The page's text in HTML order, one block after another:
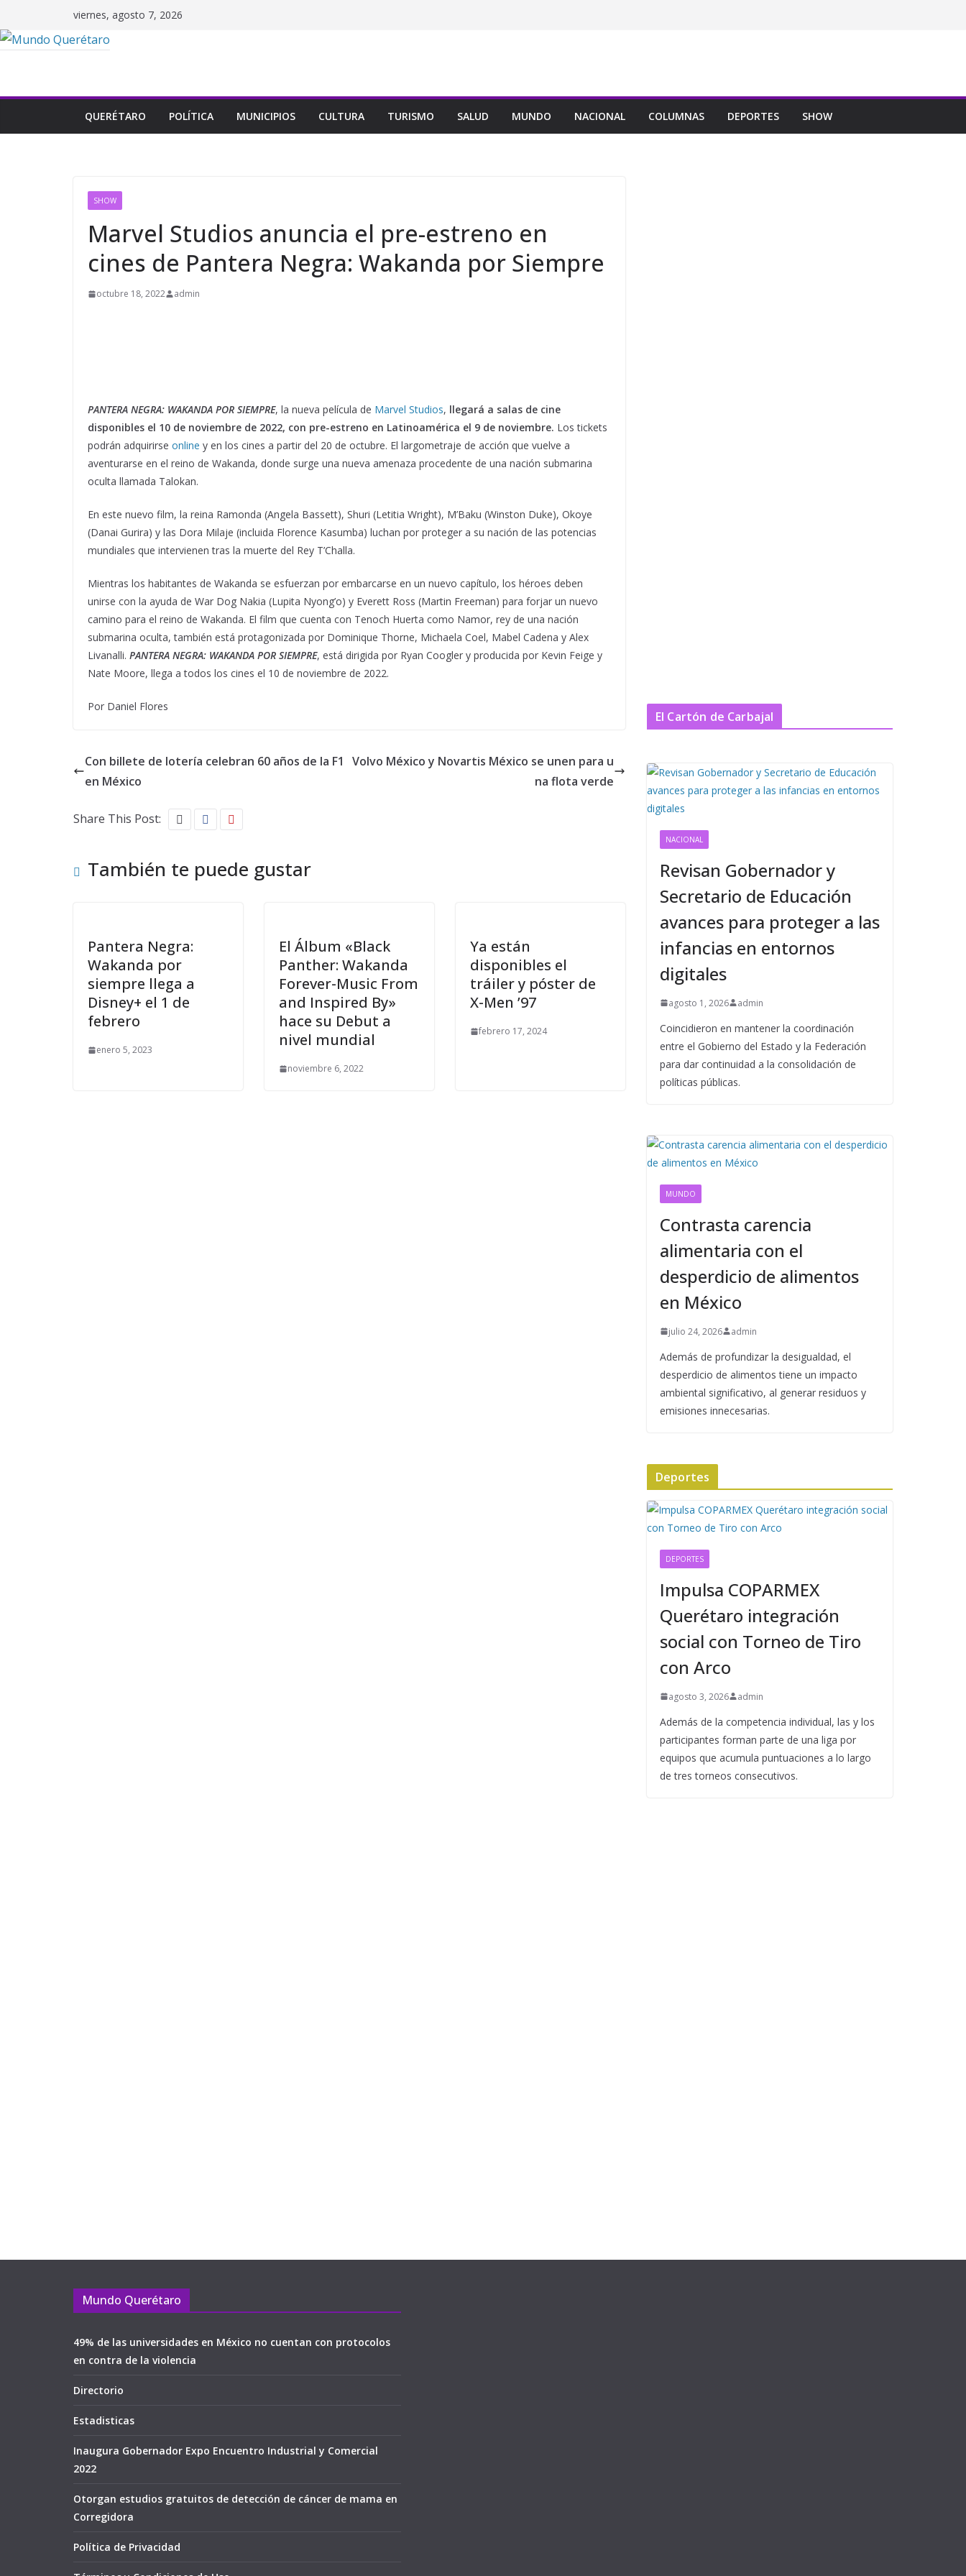
al
contenido
viernes, agosto 7, 2026
QUERÉTARO POLÍTICA MUNICIPIOS CULTURA TURISMO SALUD MUNDO NACIONAL COLUMNAS DEPORTES SHOW
SHOW
Marvel Studios anuncia el pre-estreno en
cines de Pantera Negra: Wakanda por Siempre
octubre 18, 2022 admin
PANTERA NEGRA: WAKANDA POR SIEMPRE, la nueva película de Marvel Studios, llegará a salas de cine
disponibles el 10 de noviembre de 2022, con pre-estreno en Latinoamérica el 9 de noviembre. Los tickets
podrán adquirirse online y en los cines a partir del 20 de octubre. El largometraje de acción que vuelve a
aventurarse en el reino de Wakanda, donde surge una nueva amenaza procedente de una nación submarina
oculta llamada Talokan.
En este nuevo film, la reina Ramonda (Angela Bassett), Shuri (Letitia Wright), M’Baku (Winston Duke), Okoye
(Danai Gurira) y las Dora Milaje (incluida Florence Kasumba) luchan por proteger a su nación de las potencias
mundiales que intervienen tras la muerte del Rey T’Challa.
Mientras los habitantes de Wakanda se esfuerzan por embarcarse en un nuevo capítulo, los héroes deben
unirse con la ayuda de War Dog Nakia (Lupita Nyong’o) y Everett Ross (Martin Freeman) para forjar un nuevo
camino para el reino de Wakanda. El film que cuenta con Tenoch Huerta como Namor, rey de una nación
submarina oculta, también está protagonizada por Dominique Thorne, Michaela Coel, Mabel Cadena y Alex
Livanalli. PANTERA NEGRA: WAKANDA POR SIEMPRE, está dirigida por Ryan Coogler y producida por Kevin Feige y
Nate Moore, llega a todos los cines el 10 de noviembre de 2022.
Por Daniel Flores
Con billete de lotería celebran 60 años de la F1
en México
Volvo México y Novartis México se unen para u
na flota verde
Share This Post:
También te puede gustar
Pantera Negra:
Wakanda por
siempre llega a
Disney+ el 1 de
febrero
enero 5, 2023
El Álbum «Black
Panther: Wakanda
Forever-Music From
and Inspired By»
hace su Debut a
nivel mundial
noviembre 6, 2022
Ya están
disponibles el
tráiler y póster de
X-Men ’97
febrero 17, 2024
El Cartón de Carbajal
NACIONAL
Revisan Gobernador y
Secretario de Educación
avances para proteger a las
infancias en entornos
digitales
agosto 1, 2026 admin
Coincidieron en mantener la coordinación
entre el Gobierno del Estado y la Federación
para dar continuidad a la consolidación de
políticas públicas.
MUNDO
Contrasta carencia
alimentaria con el
desperdicio de alimentos
en México
julio 24, 2026 admin
Además de profundizar la desigualdad, el
desperdicio de alimentos tiene un impacto
ambiental significativo, al generar residuos y
emisiones innecesarias.
Deportes
DEPORTES
Impulsa COPARMEX
Querétaro integración
social con Torneo de Tiro
con Arco
agosto 3, 2026 admin
Además de la competencia individual, las y los
participantes forman parte de una liga por
equipos que acumula puntuaciones a lo largo
de tres torneos consecutivos.
Mundo Querétaro
49% de las universidades en México no cuentan con protocolos
en contra de la violencia
Directorio
Estadisticas
Inaugura Gobernador Expo Encuentro Industrial y Comercial
2022
Otorgan estudios gratuitos de detección de cáncer de mama en
Corregidora
Política de Privacidad